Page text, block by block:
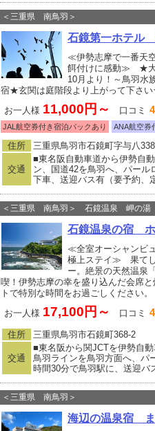
＜三重県 南鳥羽＞
石鏡第一ホテル
≪伊勢志摩で一番天
餌付けに感動≫ ★大
10月より！～鳥羽水
宿★玄関は庭階段より上がって下さ
お一人様 11,000円～ 口コミ
JAL航空券付き宿泊パックあり ANA航空券
住所 三重県鳥羽市石鏡町字与八
交通
■東名阪自動車道から伊勢自
ン、国道42を鳥羽へ、パール
下車、送迎バス有（要予約、
＜三重県 南鳥羽＞ 石鏡温泉 岬の湯
石鏡温泉の宿
≪全室オーシャンビ
極上ステイ≫ 果てし
ー。絶景の天然温泉
喫！伊勢志摩の幸を盛り込んだ会席
トで特別な時間をお過ごしください。
お一人様 17,100円～ 口コミ
住所 三重県鳥羽市石鏡町368-2
交通
■東名阪から関JCTを伊勢自
鳥羽ラインを鳥羽方面へ、パ
時間30分で鳥羽駅に、送迎バ
＜三重県 南鳥羽＞
海辺の温泉宿